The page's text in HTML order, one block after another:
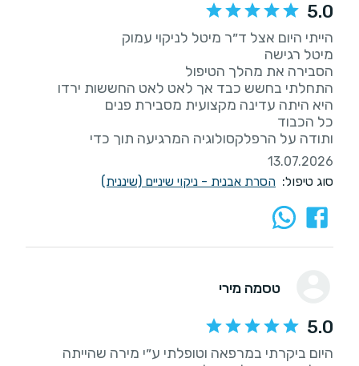
5.0
ותודה על הרפלקסולוגיה המרגיעה תוך כדי
13.07.2026
סוג טיפול: הסרת אבנית - ניקוי שיניים (שיננית)
טסמה מירי
5.0
היום ביקרתי במרפאה וטופלתי ע״י מירה שהייתה